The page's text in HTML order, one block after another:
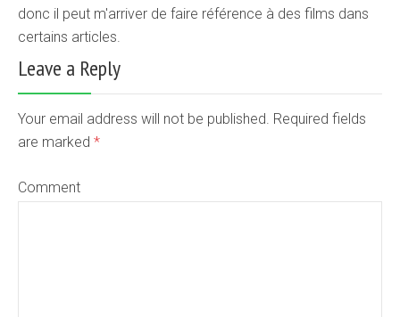
donc il peut m'arriver de faire référence à des films dans
certains articles.
Leave a Reply
Your email address will not be published. Required fields
are marked *
Comment